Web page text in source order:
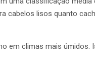
cabelos lisos quanto
em climas mais úmidos.